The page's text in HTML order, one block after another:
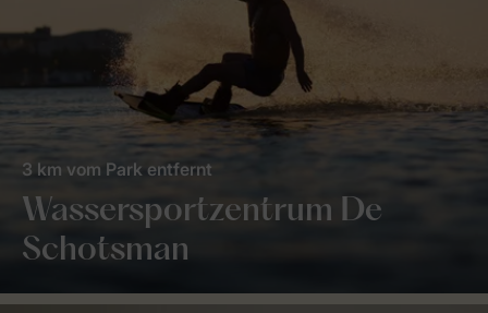
Wassersportzentrum De
Schotsman
3 km vom Park entfernt